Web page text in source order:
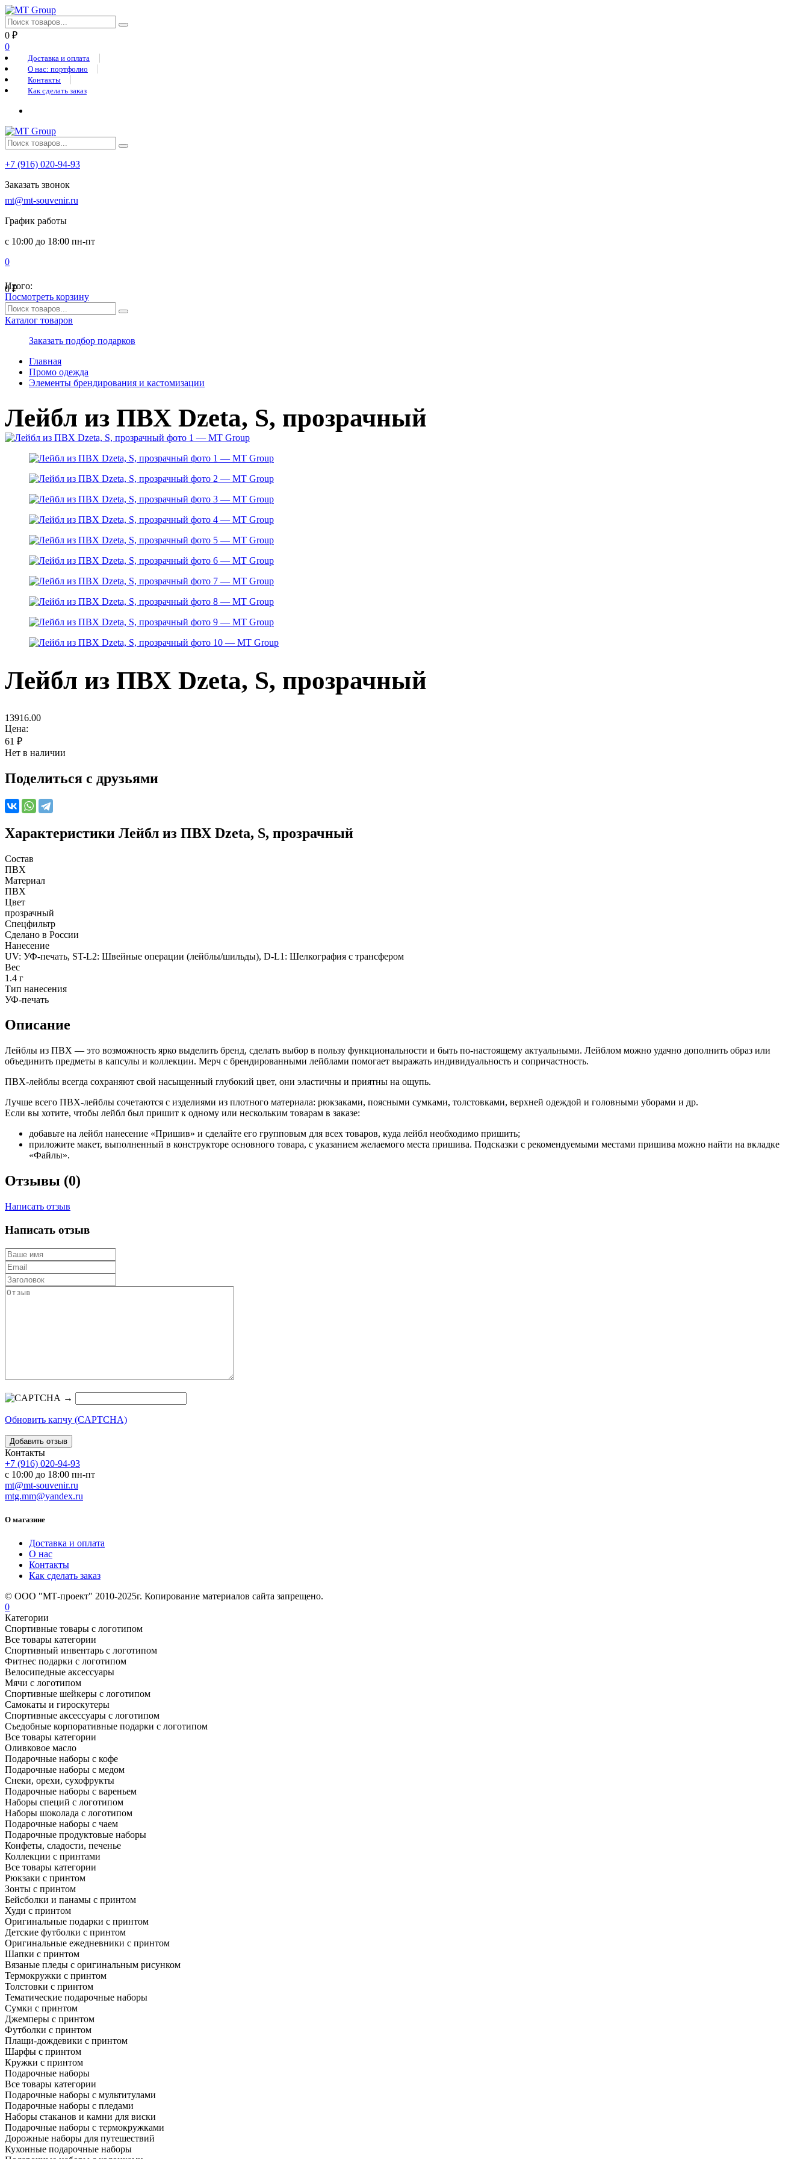
0 ₽
0
Доставка и оплата
О нас: портфолио
Контакты
Как сделать заказ
+7 (916) 020-94-93
Заказать звонок
mt@mt-souvenir.ru
График работы
с 10:00 до 18:00 пн-пт
0
0₽
Итого:
Посмотреть корзину
Каталог товаров
Заказать подбор подарков
Главная
Промо одежда
Элементы брендирования и кастомизации
Лейбл из ПВХ Dzeta, S, прозрачный
Лейбл из ПВХ Dzeta, S, прозрачный
13916.00
Цена:
61 ₽
Нет в наличии
Поделиться с друзьями
Характеристики Лейбл из ПВХ Dzeta, S, прозрачный
Состав
ПВХ
Материал
ПВХ
Цвет
прозрачный
Спецфильтр
Сделано в России
Нанесение
UV: УФ-печать, ST-L2: Швейные операции (лейблы/шильды), D-L1: Шелкография с трансфером
Вес
1.4 г
Тип нанесения
УФ-печать
Описание
Лейблы из ПВХ — это возможность ярко выделить бренд, сделать выбор в пользу функциональности и быть по-настоящему актуальными. Лейблом можно удачно дополнить образ или
объединить предметы в капсулы и коллекции. Мерч с брендированными лейблами помогает выражать индивидуальность и сопричастность.
ПВХ-лейблы всегда сохраняют свой насыщенный глубокий цвет, они эластичны и приятны на ощупь.
Лучше всего ПВХ-лейблы сочетаются с изделиями из плотного материала: рюкзаками, поясными сумками, толстовками, верхней одеждой и головными уборами и др.
Если вы хотите, чтобы лейбл был пришит к одному или нескольким товарам в заказе:
добавьте на лейбл нанесение «Пришив» и сделайте его групповым для всех товаров, куда лейбл необходимо пришить;
приложите макет, выполненный в конструкторе основного товара, с указанием желаемого места пришива. Подсказки с рекомендуемыми местами пришива можно найти на вкладке
«Файлы».
Отзывы (0)
Написать отзыв
Написать отзыв
→
Обновить капчу (CAPTCHA)
Контакты
+7 (916) 020-94-93
с 10:00 до 18:00 пн-пт
mt@mt-souvenir.ru
mtg.mm@yandex.ru
О магазине
Доставка и оплата
О нас
Контакты
Как сделать заказ
© ООО "МТ-проект" 2010-2025г. Копирование материалов сайта запрещено.
0
Категории
Спортивные товары с логотипом
Все товары категории
Спортивный инвентарь с логотипом
Фитнес подарки с логотипом
Велосипедные аксессуары
Мячи с логотипом
Спортивные шейкеры с логотипом
Самокаты и гироскутеры
Спортивные аксессуары с логотипом
Съедобные корпоративные подарки с логотипом
Все товары категории
Оливковое масло
Подарочные наборы с кофе
Подарочные наборы с медом
Снеки, орехи, сухофрукты
Подарочные наборы с вареньем
Наборы специй с логотипом
Наборы шоколада с логотипом
Подарочные наборы с чаем
Подарочные продуктовые наборы
Конфеты, сладости, печенье
Коллекции с принтами
Все товары категории
Рюкзаки с принтом
Зонты с принтом
Бейсболки и панамы с принтом
Худи с принтом
Оригинальные подарки с принтом
Детские футболки с принтом
Оригинальные ежедневники с принтом
Шапки с принтом
Вязаные пледы с оригинальным рисунком
Термокружки с принтом
Толстовки с принтом
Тематические подарочные наборы
Сумки с принтом
Джемперы с принтом
Футболки с принтом
Плащи-дождевики с принтом
Шарфы с принтом
Кружки с принтом
Подарочные наборы
Все товары категории
Подарочные наборы с мультитулами
Подарочные наборы с пледами
Наборы стаканов и камни для виски
Подарочные наборы с термокружками
Дорожные наборы для путешествий
Кухонные подарочные наборы